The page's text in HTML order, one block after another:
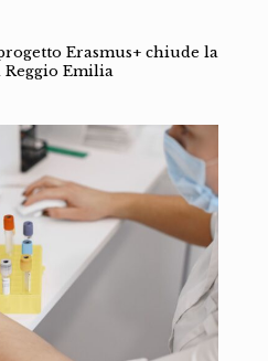
Erasmus+ chiude la
Reggio Emilia